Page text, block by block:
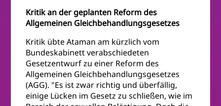
Kritik an der geplanten Reform des
Allgemeinen Gleichbehandlungsgesetzes
Kritik übte Ataman am kürzlich vom
Bundeskabinett verabschiedeten
Gesetzentwurf zu einer Reform des
Allgemeinen Gleichbehandlungsgesetzes
(AGG). "Es ist zwar richtig und überfällig,
einige Lücken im Gesetz zu schließen, wie im